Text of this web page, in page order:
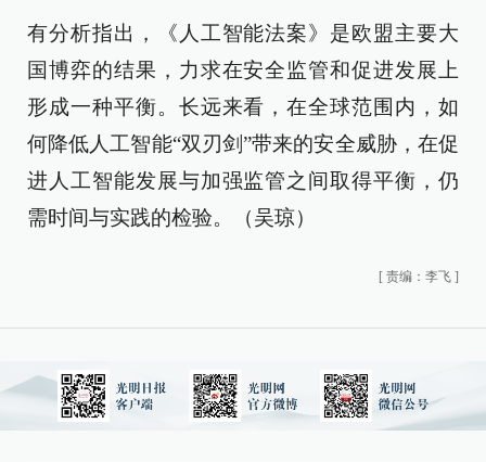
有分析指出，《人工智能法案》是欧盟主要大
国博弈的结果，力求在安全监管和促进发展上
形成一种平衡。长远来看，在全球范围内，如
何降低人工智能“双刃剑”带来的安全威胁，在促
进人工智能发展与加强监管之间取得平衡，仍
需时间与实践的检验。（吴琼）
[ 责编：李飞 ]